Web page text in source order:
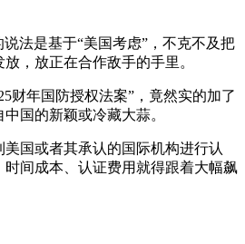
是基于“美国考虑”，不克不及把
，放正在合作敌手的手里。
年国防授权法案”，竟然实的加了
国的新颖或冷藏大蒜。
国或者其承认的国际机构进行认
间成本、认证费用就得跟着大幅飙